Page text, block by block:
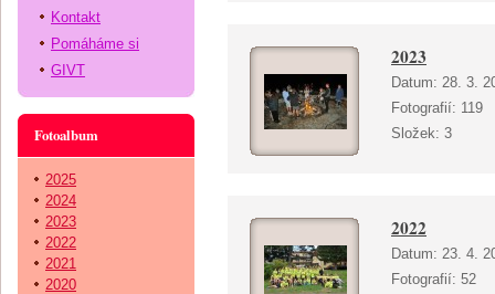
2023
Datum: 28. 3.
Fotografií: 119
Složek: 3
2022
Datum: 23. 4.
Fotografií: 52
Kontakt
Pomáháme si
GIVT
Fotoalbum
2025
2024
2023
2022
2021
2020